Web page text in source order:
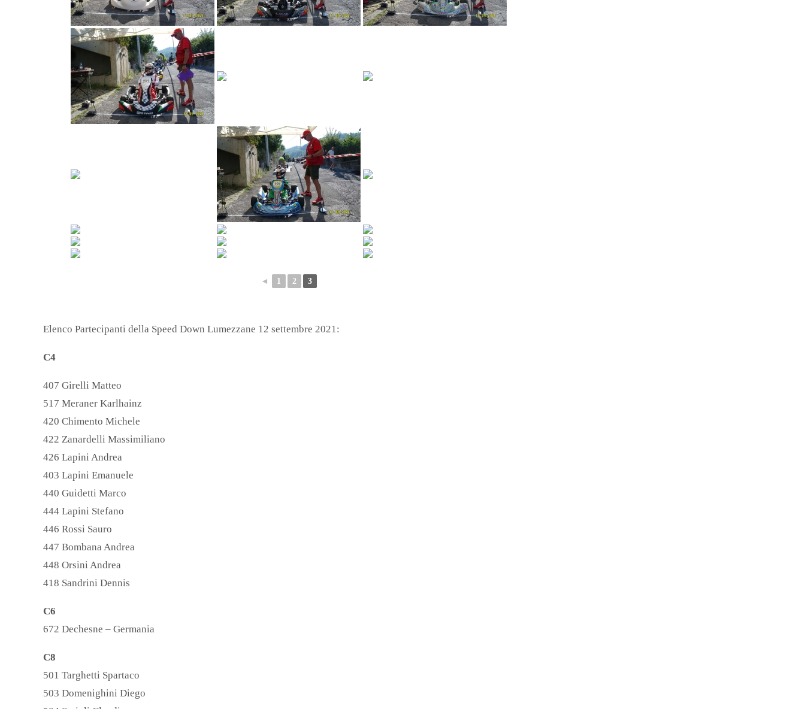
◄ 1 2 3
Elenco Partecipanti della Speed Down Lumezzane 12 settembre 2021:
C4
407 Girelli Matteo
517 Meraner Karlhainz
420 Chimento Michele
422 Zanardelli Massimiliano
426 Lapini Andrea
403 Lapini Emanuele
440 Guidetti Marco
444 Lapini Stefano
446 Rossi Sauro
447 Bombana Andrea
448 Orsini Andrea
418 Sandrini Dennis
C6
672 Dechesne – Germania
C8
501 Targhetti Spartaco
503 Domenighini Diego